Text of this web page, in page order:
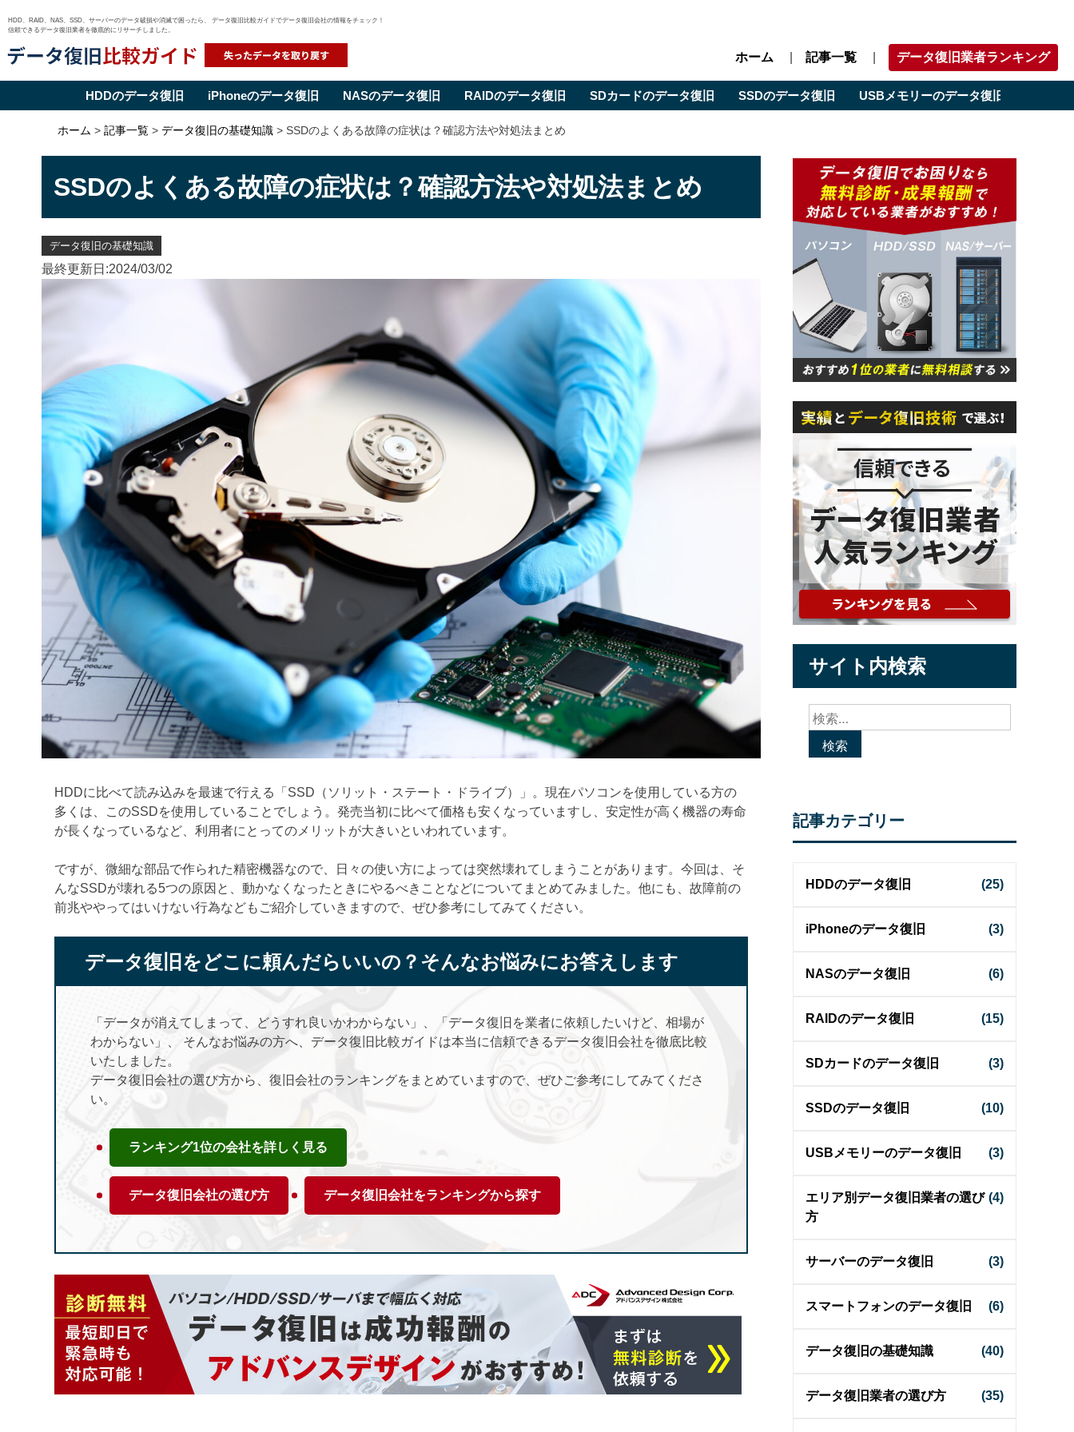
HDD、RAID、NAS、SSD、サーバーのデータ破損や消滅で困ったら、 データ復旧比較ガイドでデータ復旧会社の情報をチェック！
信頼できるデータ復旧業者を徹底的にリサーチしました。
ホーム 記事一覧 データ復旧業者ランキング
HDDのデータ復旧 iPhoneのデータ復旧 NASのデータ復旧 RAIDのデータ復旧 SDカードのデータ復旧 SSDのデータ復旧 USBメモリーのデータ復旧
ホーム > 記事一覧 > データ復旧の基礎知識 > SSDのよくある故障の症状は？確認方法や対処法まとめ
SSDのよくある故障の症状は？確認方法や対処法まとめ
データ復旧の基礎知識
最終更新日:2024/03/02
HDDに比べて読み込みを最速で行える「SSD（ソリット・ステート・ドライブ）」。現在パソコンを使用している方の
多くは、このSSDを使用していることでしょう。発売当初に比べて価格も安くなっていますし、安定性が高く機器の寿命
が長くなっているなど、利用者にとってのメリットが大きいといわれています。
ですが、微細な部品で作られた精密機器なので、日々の使い方によっては突然壊れてしまうことがあります。今回は、そ
んなSSDが壊れる5つの原因と、動かなくなったときにやるべきことなどについてまとめてみました。他にも、故障前の
前兆ややってはいけない行為などもご紹介していきますので、ぜひ参考にしてみてください。
データ復旧をどこに頼んだらいいの？そんなお悩みにお答えします
「データが消えてしまって、どうすれ良いかわからない」、「データ復旧を業者に依頼したいけど、相場が
わからない」、 そんなお悩みの方へ、データ復旧比較ガイドは本当に信頼できるデータ復旧会社を徹底比較
いたしました。
データ復旧会社の選び方から、復旧会社のランキングをまとめていますので、ぜひご参考にしてみてくださ
い。
ランキング1位の会社を詳しく見る
データ復旧会社の選び方 データ復旧会社をランキングから探す
サイト内検索
検
索:
記事カテゴリー
HDDのデータ復旧 (25)
iPhoneのデータ復旧 (3)
NASのデータ復旧 (6)
RAIDのデータ復旧 (15)
SDカードのデータ復旧 (3)
SSDのデータ復旧 (10)
USBメモリーのデータ復旧 (3)
エリア別データ復旧業者の選び
方
(4)
サーバーのデータ復旧 (3)
スマートフォンのデータ復旧 (6)
データ復旧の基礎知識 (40)
データ復旧業者の選び方 (35)